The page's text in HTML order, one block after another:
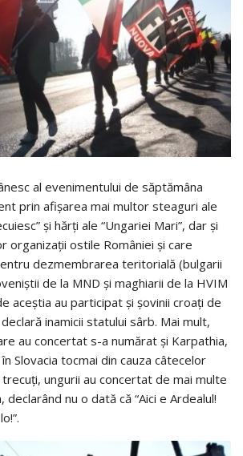
al evenimentului de săptămâna
prin afişarea mai multor steaguri ale
şi hărţi ale “Ungariei Mari”, dar şi
organizaţii ostile României şi care
dezmembrarea teritorială (bulgarii
de la MND şi maghiarii de la HVIM
aceştia au participat şi şovinii croaţi de
inamicii statului sârb. Mai mult,
au concertat s-a numărat şi Karpathia,
Slovacia tocmai din cauza câtecelor
ungurii au concertat de mai multe
declarând nu o dată că “Aici e Ardealul!